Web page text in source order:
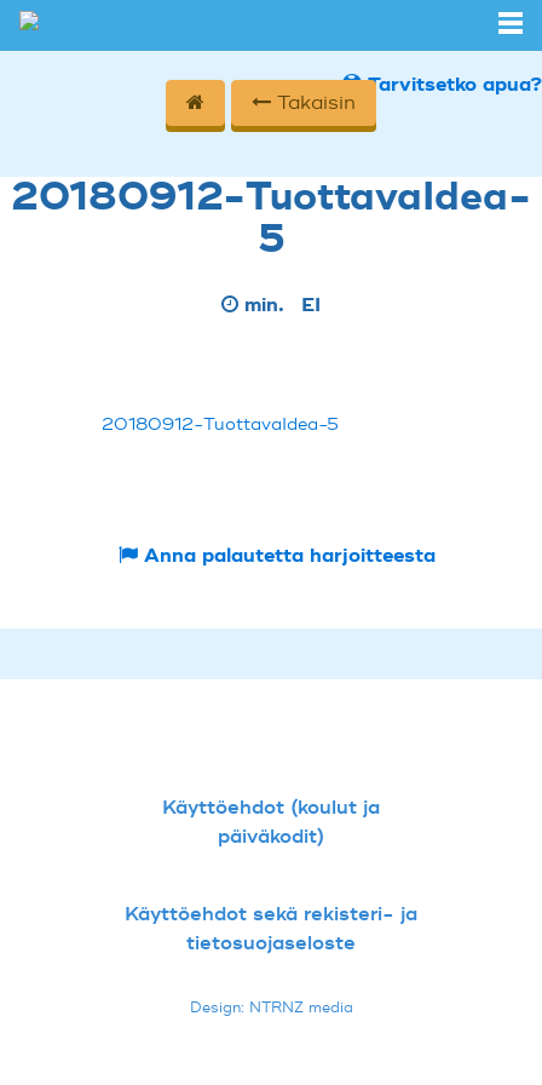
Tarvitsetko apua?
Takaisin
20180912-TuottavaIdea-
5
min. EI
20180912-TuottavaIdea-5
Anna palautetta harjoitteesta
Käyttöehdot (koulut ja
päiväkodit)
Käyttöehdot sekä rekisteri- ja
tietosuojaseloste
Design: NTRNZ media